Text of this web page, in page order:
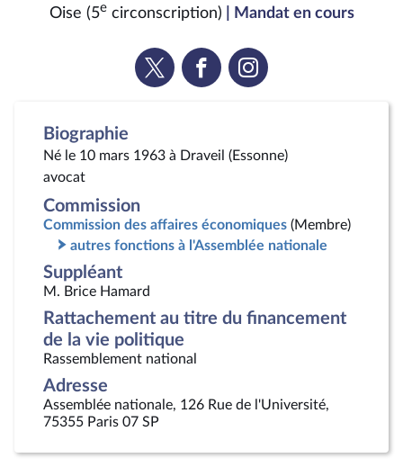
Oise (5ecirconscription) | Mandat en cours
Voir
la
Voir
la
Voir
la
Biographie
Né le 10 mars 1963 à Draveil (Essonne)
avocat
Commission
Commission des affaires économiques (Membre)
autres fonctions à l'Assemblée nationale
Suppléant
M. Brice Hamard
Rattachement au titre du financement
de la vie politique
Rassemblement national
Adresse
Assemblée nationale, 126 Rue de l'Université,
75355 Paris 07 SP